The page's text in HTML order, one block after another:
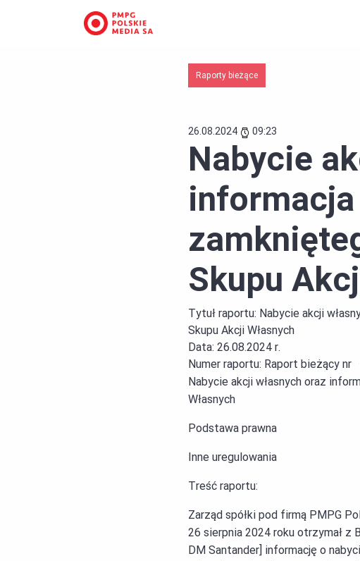
Raporty bieżące
26.08.2024 09:23
Nabycie
Skupu
Tytuł raportu: Nabycie akcji
Skupu Akcji Własnych
Data: 26.08.2024 r.
Numer raportu: Raport bieżący
Nabycie akcji własnych oraz
Własnych
Podstawa prawna
Inne uregulowania
Treść raportu:
Zarząd spółki pod firmą PMPG
26 sierpnia 2024 roku otrzymał z
DM Santander] informację o